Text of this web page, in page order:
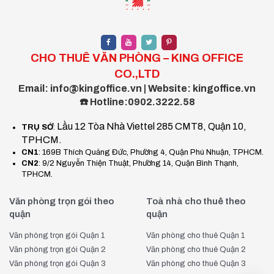
CHO THUÊ VĂN PHÒNG – KING OFFICE
CO.,LTD
Email: info@kingoffice.vn | Website: kingoffice.vn
☎️ Hotline:0902.3222.58
TRỤ SỞ: Lầu 12 Tòa Nhà Viettel 285 CMT8, Quận 10,
TPHCM.
CN1: 169B Thích Quảng Đức, Phường 4, Quận Phú Nhuận, TPHCM.
CN2: 9/2 Nguyễn Thiện Thuật, Phường 14, Quận Bình Thạnh,
TPHCM.
Văn phòng trọn gói theo
quận
Văn phòng trọn gói Quận 1
Văn phòng trọn gói Quận 2
Văn phòng trọn gói Quận 3
Toà nhà cho thuê theo
quận
Văn phòng cho thuê Quận 1
Văn phòng cho thuê Quận 2
Văn phòng cho thuê Quận 3